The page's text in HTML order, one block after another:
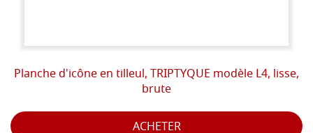
Planche d'icône en tilleul, TRIPTYQUE modèle L4, lisse,
brute
ACHETER